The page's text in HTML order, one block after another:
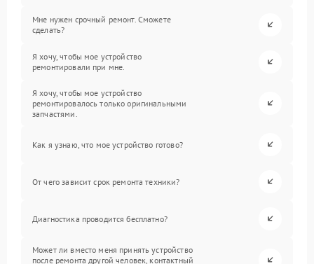
Мне нужен срочный ремонт. Сможете
сделать?
Я хочу, чтобы мое устройство
ремонтировали при мне.
Я хочу, чтобы мое устройство
ремонтировалось только оригинальными
запчастями.
Как я узнаю, что мое устройство готово?
От чего зависит срок ремонта техники?
Диагностика проводится бесплатно?
Может ли вместо меня принять устройство
после ремонта другой человек, контактный